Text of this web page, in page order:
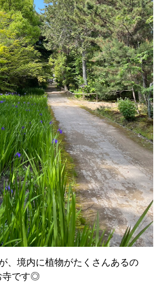
、境内に植物がたくさんあるの
寺です◎